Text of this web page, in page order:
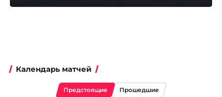
Календарь матчей
Предстоящие Прошедшие